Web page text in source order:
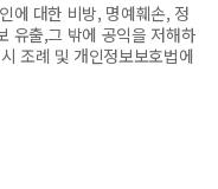
에 대한 비방, 명예훼손, 정
유출,그 밖에 공익을 저해하
조례 및 개인정보보호법에